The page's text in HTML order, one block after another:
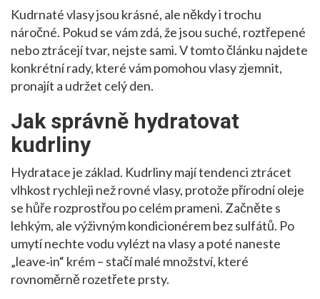
Kudrnaté vlasy jsou krásné, ale někdy i trochu
náročné. Pokud se vám zdá, že jsou suché, roztřepené
nebo ztrácejí tvar, nejste sami. V tomto článku najdete
konkrétní rady, které vám pomohou vlasy zjemnit,
pronajít a udržet celý den.
Jak správně hydratovat
kudrliny
Hydratace je základ. Kudrliny mají tendenci ztrácet
vlhkost rychleji než rovné vlasy, protože přírodní oleje
se hůře rozprostřou po celém prameni. Začněte s
lehkým, ale výživným kondicionérem bez sulfátů. Po
umytí nechte vodu vylézt na vlasy a poté naneste
„leave‑in“ krém – stačí malé množství, které
rovnoměrně rozetřete prsty.